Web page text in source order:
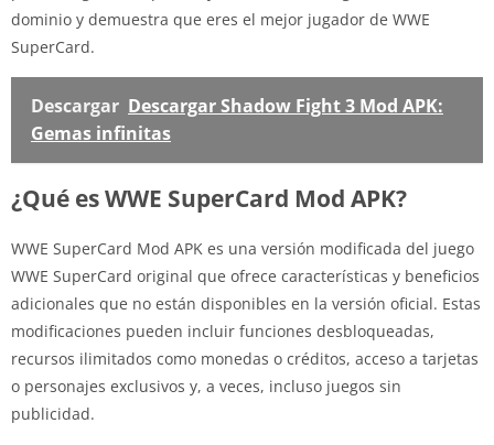
dominio y demuestra que eres el mejor jugador de WWE
SuperCard.
Descargar Descargar Shadow Fight 3 Mod APK:
Gemas infinitas
¿Qué es WWE SuperCard Mod APK?
WWE SuperCard Mod APK es una versión modificada del juego
WWE SuperCard original que ofrece características y beneficios
adicionales que no están disponibles en la versión oficial. Estas
modificaciones pueden incluir funciones desbloqueadas,
recursos ilimitados como monedas o créditos, acceso a tarjetas
o personajes exclusivos y, a veces, incluso juegos sin
publicidad.